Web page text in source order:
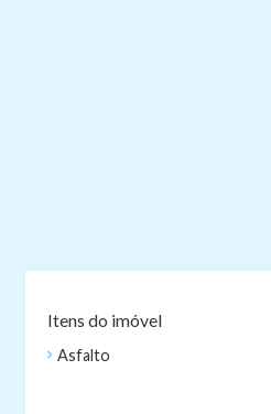
Itens do imóvel
Asfalto